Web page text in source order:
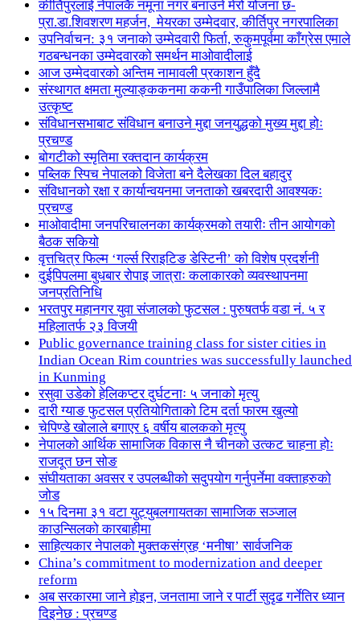
कीर्तिपुरलाई नेपालकै नमूना नगर बनाउने मेरो योजना छ-
प्रा.डा.शिवशरण महर्जन, मेयरका उम्मेदवार, कीर्तिपुर नगरपालिका
उपनिर्वाचन: ३१ जनाको उम्मेदवारी फिर्ता, रुकुमपूर्वमा काँग्रेस एमाले
गठबन्धनका उम्मेदवारको समर्थन माओवादीलाई
आज उम्मेदवारको अन्तिम नामावली प्रकाशन हुँदै
संस्थागत क्षमता मुल्याङ्ककनमा ककनी गाउँपालिका जिल्लामै
उत्कृष्ट
संविधानसभाबाट संविधान बनाउने मुद्दा जनयुद्धको मुख्य मुद्दा होः
प्रचण्ड
बोगटीको स्मृतिमा रक्तदान कार्यक्रम
पब्लिक स्पिच नेपालको विजेता बने दैलेखका दिल बहादुर
संविधानको रक्षा र कार्यान्वयनमा जनताको खबरदारी आवश्यकः
प्रचण्ड
माओवादीमा जनपरिचालनका कार्यक्रमको तयारीः तीन आयोगको
बैठक सकियो
वृत्तचित्र फिल्म ‘गर्ल्स रिराइटिङ डेस्टिनी’ को विशेष प्रदर्शनी
दुईपिपलमा बुधबार रोपाइ जात्राः कलाकारको व्यवस्थापनमा
जनप्रतिनिधि
भरतपुर महानगर युवा संजालको फुटसल : पुरुषतर्फ वडा नं. ५ र
महिलातर्फ २३ विजयी
Public governance training class for sister cities in
Indian Ocean Rim countries was successfully launched
in Kunming
रसुवा उडेको हेलिकप्टर दुर्घटनाः ५ जनाको मृत्यु
दारी ग्याङ फुटसल प्रतियोगिताको टिम दर्ता फारम खुल्यो
चेपिण्डे खोलाले बगाएर ६ वर्षीय बालकको मृत्यु
नेपालको आर्थिक सामाजिक विकास नै चीनको उत्कट चाहना होः
राजदूत छन सोङ
संघीयताका अवसर र उपलब्धीको सदुपयोग गर्नुपर्नेमा वक्ताहरुको
जोड
१५ दिनमा ३१ वटा युट्युबलगायतका सामाजिक सञ्जाल
काउन्सिलको कारबाहीमा
साहित्यकार नेपालको मुक्तकसंग्रह ‘मनीषा’ सार्वजनिक
China’s commitment to modernization and deeper
reform
अब सरकारमा जाने होइन, जनतामा जाने र पार्टी सुदृढ गर्नेतिर ध्यान
दिइनेछ : प्रचण्ड